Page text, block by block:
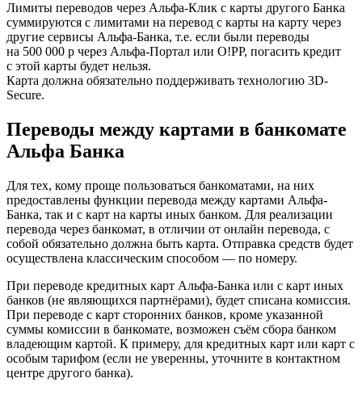
Лимиты переводов через Альфа-Клик с карты другого Банка
суммируются с лимитами на перевод с карты на карту через
другие сервисы Альфа-Банка, т.е. если были переводы
на 500 000 р через Альфа-Портал или O!PP, погасить кредит
с этой карты будет нельзя.
Карта должна обязательно поддерживать технологию 3D-
Secure.
Переводы между картами в банкомате
Альфа Банка
Для тех, кому проще пользоваться банкоматами, на них
предоставлены функции перевода между картами Альфа-
Банка, так и с карт на карты иных банком. Для реализации
перевода через банкомат, в отличии от онлайн перевода, с
собой обязательно должна быть карта. Отправка средств будет
осуществлена классическим способом — по номеру.
При переводе кредитных карт Альфа-Банка или с карт иных
банков (не являющихся партнёрами), будет списана комиссия.
При переводе с карт сторонних банков, кроме указанной
суммы комиссии в банкомате, возможен съём сбора банком
владеющим картой. К примеру, для кредитных карт или карт с
особым тарифом (если не уверенны, уточните в контактном
центре другого банка).